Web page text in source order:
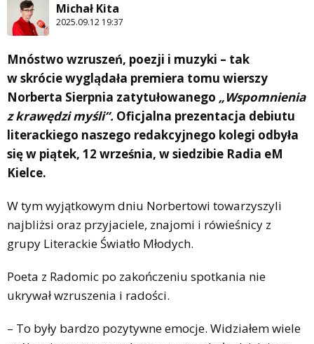
Michał Kita
2025.09.12 19:37
Mnóstwo wzruszeń, poezji i muzyki – tak
w skrócie wyglądała premiera tomu wierszy
Norberta Sierpnia zatytułowanego „Wspomnienia
z krawędzi myśli”. Oficjalna prezentacja debiutu
literackiego naszego redakcyjnego kolegi odbyła
się w piątek, 12 września, w siedzibie Radia eM
Kielce.
W tym wyjątkowym dniu Norbertowi towarzyszyli
najbliżsi oraz przyjaciele, znajomi i rówieśnicy z
grupy Literackie Światło Młodych.
Poeta z Radomic po zakończeniu spotkania nie
ukrywał wzruszenia i radości.
– To były bardzo pozytywne emocje. Widziałem wiele